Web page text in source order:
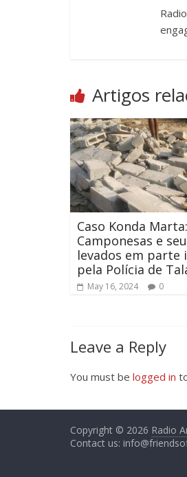
Artigos
Caso Konda Marta:
Camponesas e
levados em parte
pela Polícia de
May 16, 2024 0
Leave a Reply
You must be logged in
Copyright © 2026 Radio
Contact us: